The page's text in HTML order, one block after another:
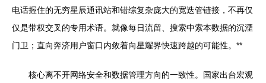
电话握住的无穷星辰通讯站和错综复杂庞大的宽迭管链接，不再仅
仅是带权交叉的专用术语。就像每日流留、搜索中索本数据的沉湮
门卫；直向奔济用户窗口内敛着向星耀界快速跨越的可能性。**
核心离不开网络安全和数据管理方向的一致性。国家出台宏观